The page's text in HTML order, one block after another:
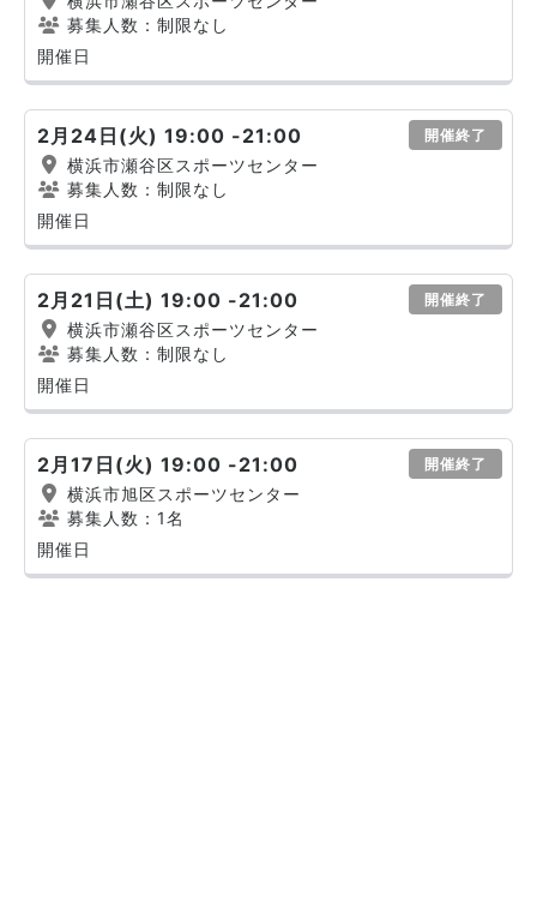
募集人数：制限なし
開催日
2月24日(火) 19:00 -21:00 開催終了
横浜市瀬谷区スポーツセンター
募集人数：制限なし
開催日
2月21日(土) 19:00 -21:00 開催終了
横浜市瀬谷区スポーツセンター
募集人数：制限なし
開催日
2月17日(火) 19:00 -21:00 開催終了
横浜市旭区スポーツセンター
募集人数：1名
開催日